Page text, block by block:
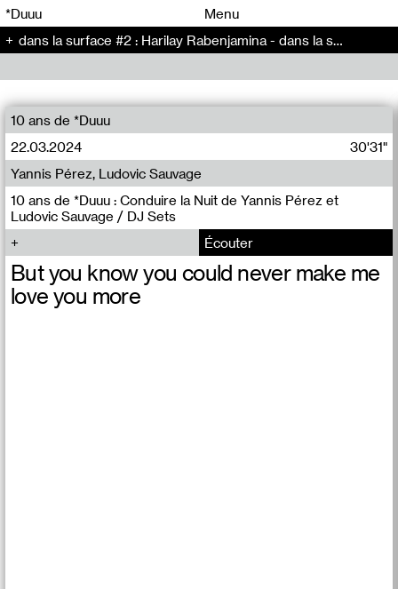
*Duuu
Menu
dans la surface #2 : Harilay Rabenjamina - dans la surface (2)
10 ans de *Duuu
22.03.2024
30'31"
10 ans de *Duuu : Conduire la Nuit de Yannis Pérez et
Ludovic Sauvage / DJ Sets
Yannis Pérez, Ludovic Sauvage
Écouter
But you know you could never make me
love you more
00 00
00 00